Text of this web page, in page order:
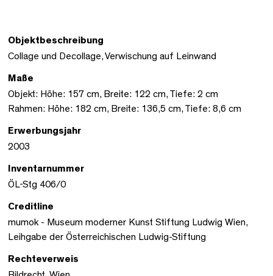
Objektbeschreibung
Collage und Decollage, Verwischung auf Leinwand
Maße
Objekt: Höhe: 157 cm, Breite: 122 cm, Tiefe: 2 cm
Rahmen: Höhe: 182 cm, Breite: 136,5 cm, Tiefe: 8,6 cm
Erwerbungsjahr
2003
Inventarnummer
ÖL-Stg 406/0
Creditline
mumok - Museum moderner Kunst Stiftung Ludwig Wien,
Leihgabe der Österreichischen Ludwig-Stiftung
Rechteverweis